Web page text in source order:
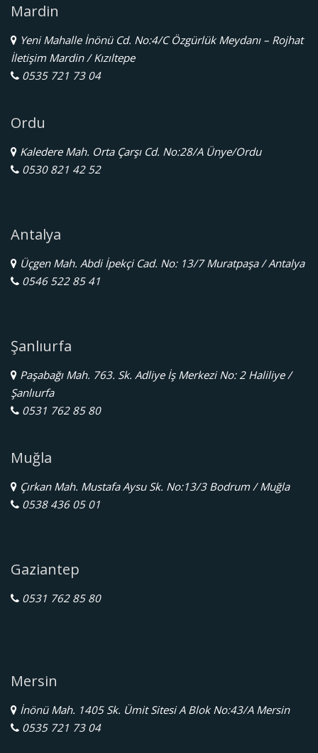
Mardin
Yeni Mahalle İnönü Cd. No:4/C Özgürlük Meydanı – Rojhat
İletişim Mardin / Kızıltepe
0535 721 73 04
Ordu
Kaledere Mah. Orta Çarşı Cd. No:28/A Ünye/Ordu
0530 821 42 52
Antalya
Üçgen Mah. Abdi İpekçi Cad. No: 13/7 Muratpaşa / Antalya
0546 522 85 41
Şanlıurfa
Paşabağı Mah. 763. Sk. Adliye İş Merkezi No: 2 Haliliye /
Şanlıurfa
0531 762 85 80
Muğla
Çırkan Mah. Mustafa Aysu Sk. No:13/3 Bodrum / Muğla
0538 436 05 01
Gaziantep
0531 762 85 80
Mersin
İnönü Mah. 1405 Sk. Ümit Sitesi A Blok No:43/A Mersin
0535 721 73 04